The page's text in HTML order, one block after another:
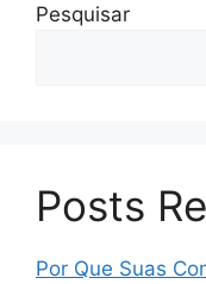
Pesquisar
Posts
Por Que Suas